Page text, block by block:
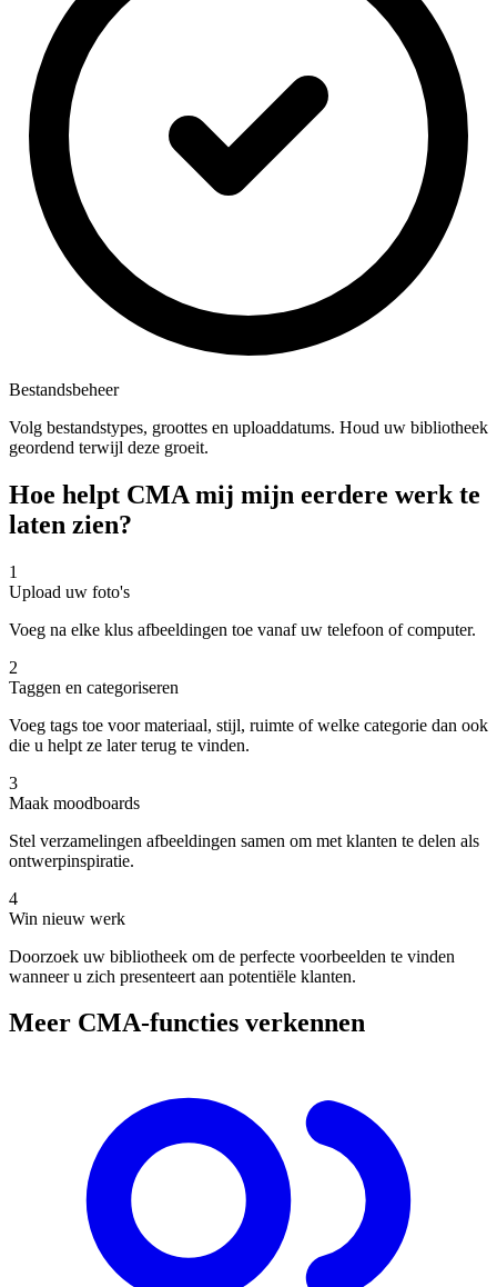
Bestandsbeheer
Volg bestandstypes, groottes en uploaddatums. Houd uw bibliotheek
geordend terwijl deze groeit.
Hoe helpt CMA mij mijn eerdere werk te
laten zien?
1
Upload uw foto's
Voeg na elke klus afbeeldingen toe vanaf uw telefoon of computer.
2
Taggen en categoriseren
Voeg tags toe voor materiaal, stijl, ruimte of welke categorie dan ook
die u helpt ze later terug te vinden.
3
Maak moodboards
Stel verzamelingen afbeeldingen samen om met klanten te delen als
ontwerpinspiratie.
4
Win nieuw werk
Doorzoek uw bibliotheek om de perfecte voorbeelden te vinden
wanneer u zich presenteert aan potentiële klanten.
Meer CMA-functies verkennen